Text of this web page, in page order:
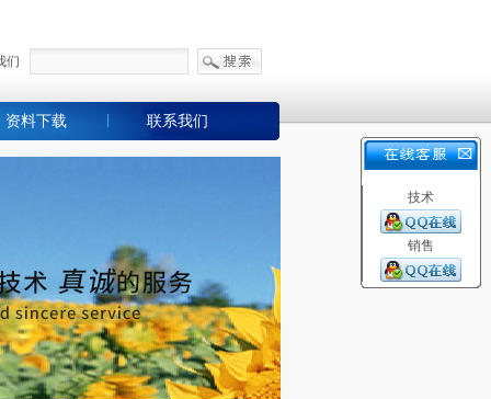
们
资料下载 联系我们
技术
销售